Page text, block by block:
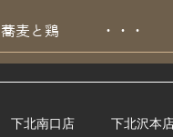
蕎麦と鶏 ・・・
下北南口店 下北沢本